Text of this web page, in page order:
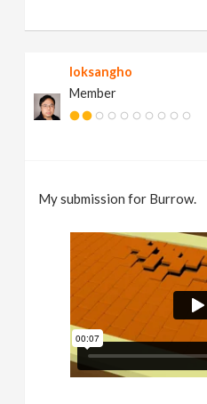
loksangho
Member
My submission for Burrow.